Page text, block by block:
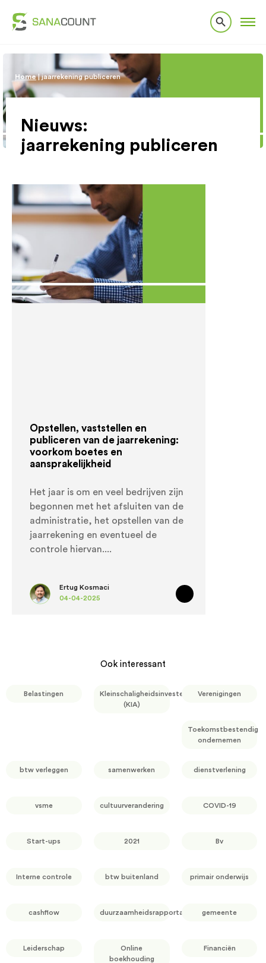
Home|jaarrekening publiceren
Nieuws:
jaarrekening publiceren
Opstellen, vaststellen en
publiceren van de jaarrekening:
voorkom boetes en
aansprakelijkheid
Het jaar is om en veel bedrijven zijn
begonnen met het afsluiten van de
administratie, het opstellen van de
jaarrekening en eventueel de
controle hiervan.
Ertug Kosmaci
04-04-2025
Ook interessant
Belastingen
Kleinschaligheidsinvesteringsaftrek
(KIA)
Verenigingen
Toekomstbestendig
ondernemen
btw verleggen samenwerken dienstverlening
vsme cultuurverandering COVID-19
Start-ups 2021 Bv
Interne controle btw buitenland primair onderwijs
cashflow duurzaamheidsrapportage gemeente
Leiderschap
Online
boekhouding
Financiën